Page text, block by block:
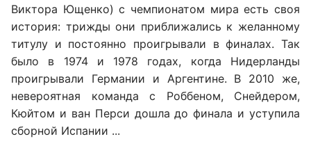
Виктора Ющенко) с чемпионатом мира есть своя
история: трижды они приближались к желанному
титулу и постоянно проигрывали в финалах. Так
было в 1974 и 1978 годах, когда Нидерланды
проигрывали Германии и Аргентине. В 2010 же,
невероятная команда с Роббеном, Снейдером,
Кюйтом и ван Перси дошла до финала и уступила
сборной Испании ...